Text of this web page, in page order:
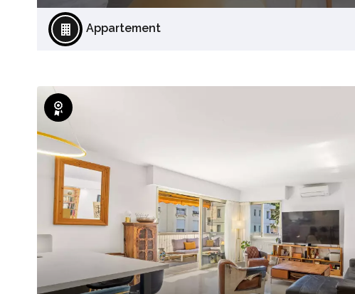
Appartement
Exclusivité